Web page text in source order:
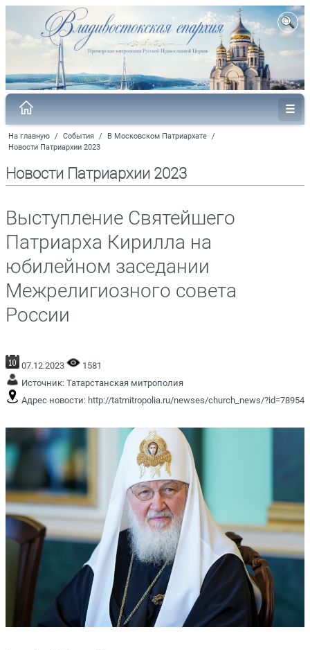
На главную / События / В Московском Патриархате /
Новости Патриархии 2023
Новости Патриархии 2023
Выступление Святейшего
Патриарха Кирилла на
юбилейном заседании
Межрелигиозного совета
России
07.12.2023
1581
Источник: Татарстанская митрополия
Адрес новости: http://tatmitropolia.ru/newses/church_news/?id=78954